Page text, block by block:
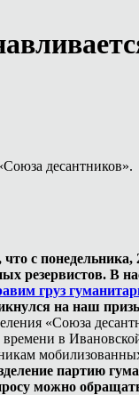
десантников».
с понедельника,
резервистов. В
груз
на наш
«Союза
в
партию
можно